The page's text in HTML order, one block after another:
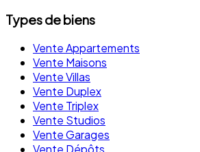
Types de biens
Vente Appartements
Vente Maisons
Vente Villas
Vente Duplex
Vente Triplex
Vente Studios
Vente Garages
Vente Dépôts